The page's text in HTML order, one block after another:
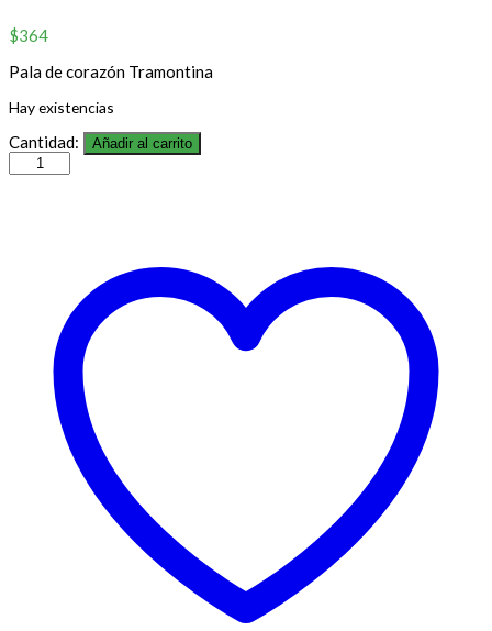
$364
Pala de corazón Tramontina
Hay existencias
Cantidad: Añadir al carrito